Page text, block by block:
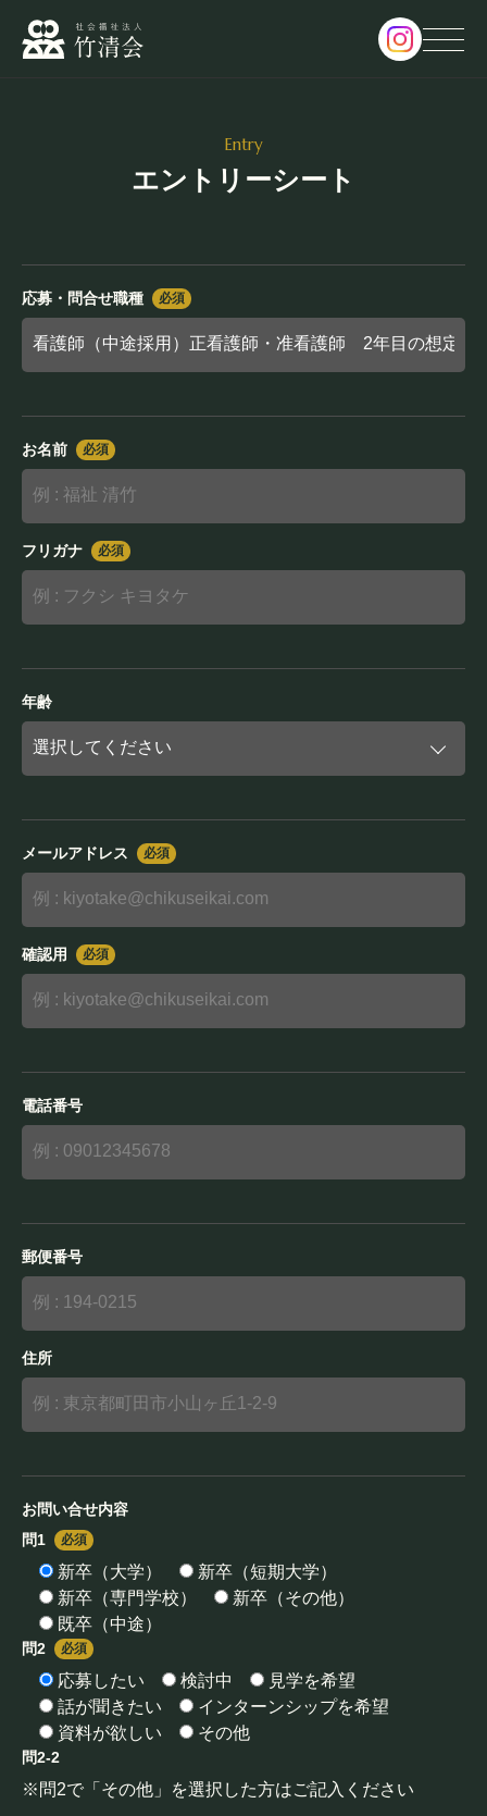
Service・Pamphlet
News
採用情報
Recruit
Reserve
法人概要
Company
Entry
エントリーシート
応募・問合せ職種 必須
お名前 必須
フリガナ 必須
年齢
メールアドレス 必須
確認用 必須
電話番号
郵便番号
住所
お問い合せ内容
問1
必須
新卒（大学）
新卒（短期大学）
新卒（専門学校）
新卒（その他）
既卒（中途）
問2 必須
応募したい 検討中
見学を希望
話が聞きたい
インターンシップを希望
資料が欲しい
その他
問2-2
※問2で「その他」を選択した方はご記入ください